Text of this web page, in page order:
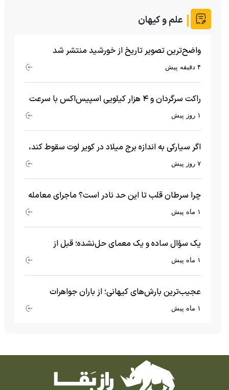
علم و کیهان
واضح‌ترین تصویر تاریخ از خورشید منتشر شد
۴ دقیقه پیش
راکت سرگردان و ۴ هزار کیلویی اسپیس‌اکس با سرعت
هشت هزار و ۶۹۰ کیلومتر در ساعت به ماه برخورد کرد۱ روز پیش
اگر سیارکی به اندازه برج میلاد در کویر لوت سقوط کند،
چه اتفاقی می‌افتد؟
۷ روز پیش
چرا سرطان قلب تا این حد نادر است؟ ماجرای معامله
عجیبی که در بدن اتفاق می‌افتد!۱ ماه پیش
یک سؤال ساده و یک معمای حل‌نشده؛ قبل از
بیگ‌بنگ و آغاز جهان چه چیزی وجود داشت؟۱ ماه پیش
عجیب‌ترین بارش‌های کیهانی؛ از باران جواهرات
گران‌قیمت تا بارش آهن و شیشه۱ ماه پیش